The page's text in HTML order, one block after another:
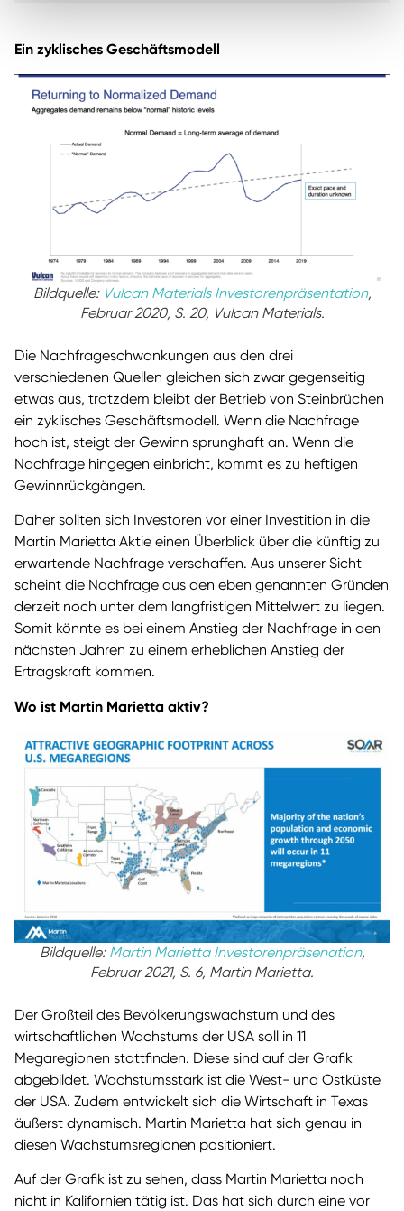
Ein zyklisches Geschäftsmodell
Bildquelle: Vulcan Materials Investorenpräsentation,
Februar 2020, S. 20, Vulcan Materials.
Die Nachfrageschwankungen aus den drei
verschiedenen Quellen gleichen sich zwar gegenseitig
etwas aus, trotzdem bleibt der Betrieb von Steinbrüchen
ein zyklisches Geschäftsmodell. Wenn die Nachfrage
hoch ist, steigt der Gewinn sprunghaft an. Wenn die
Nachfrage hingegen einbricht, kommt es zu heftigen
Gewinnrückgängen.
Daher sollten sich Investoren vor einer Investition in die
Martin Marietta Aktie einen Überblick über die künftig zu
erwartende Nachfrage verschaffen. Aus unserer Sicht
scheint die Nachfrage aus den eben genannten Gründen
derzeit noch unter dem langfristigen Mittelwert zu liegen.
Somit könnte es bei einem Anstieg der Nachfrage in den
nächsten Jahren zu einem erheblichen Anstieg der
Ertragskraft kommen.
Wo ist Martin Marietta aktiv?
Bildquelle: Martin Marietta Investorenpräsenation,
Februar 2021, S. 6, Martin Marietta.
Der Großteil des Bevölkerungswachstum und des
wirtschaftlichen Wachstums der USA soll in 11
Megaregionen stattfinden. Diese sind auf der Grafik
abgebildet. Wachstumsstark ist die West- und Ostküste
der USA. Zudem entwickelt sich die Wirtschaft in Texas
äußerst dynamisch. Martin Marietta hat sich genau in
diesen Wachstumsregionen positioniert.
Auf der Grafik ist zu sehen, dass Martin Marietta noch
nicht in Kalifornien tätig ist. Das hat sich durch eine vor